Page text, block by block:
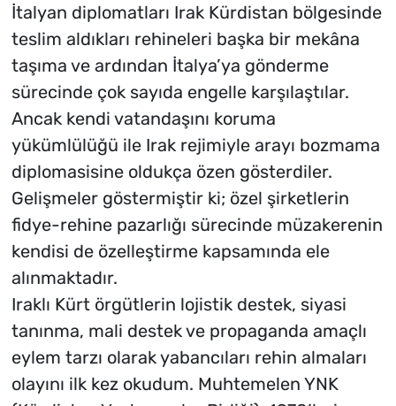
İtalyan diplomatları Irak Kürdistan bölgesinde
teslim aldıkları rehineleri başka bir mekâna
taşıma ve ardından İtalya’ya gönderme
sürecinde çok sayıda engelle karşılaştılar.
Ancak kendi vatandaşını koruma
yükümlülüğü ile Irak rejimiyle arayı bozmama
diplomasisine oldukça özen gösterdiler.
Gelişmeler göstermiştir ki; özel şirketlerin
fidye-rehine pazarlığı sürecinde müzakerenin
kendisi de özelleştirme kapsamında ele
alınmaktadır.
Iraklı Kürt örgütlerin lojistik destek, siyasi
tanınma, mali destek ve propaganda amaçlı
eylem tarzı olarak yabancıları rehin almaları
olayını ilk kez okudum. Muhtemelen YNK